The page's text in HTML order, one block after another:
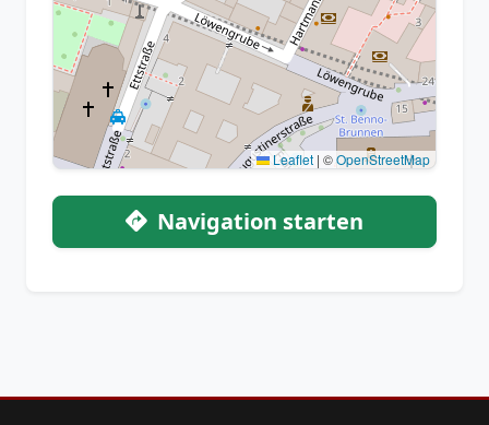
Leaflet | ©OpenStreetMap
Navigation starten